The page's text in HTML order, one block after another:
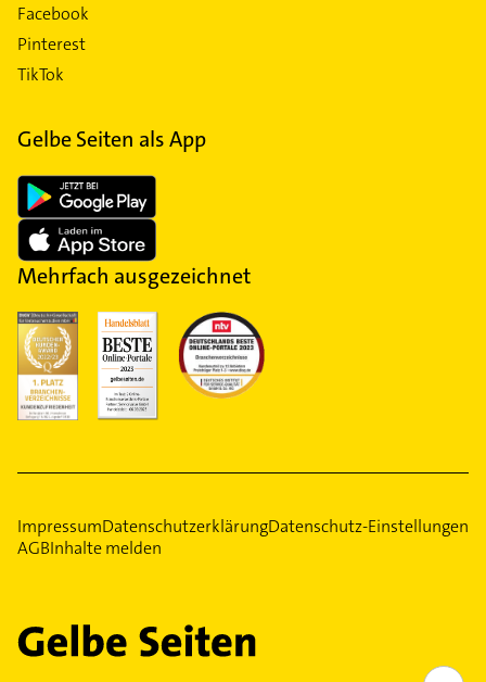
Facebook
Pinterest
TikTok
Gelbe Seiten als App
Mehrfach ausgezeichnet
ImpressumDatenschutzerklärungDatenschutz-Einstellungen
AGBInhalte melden